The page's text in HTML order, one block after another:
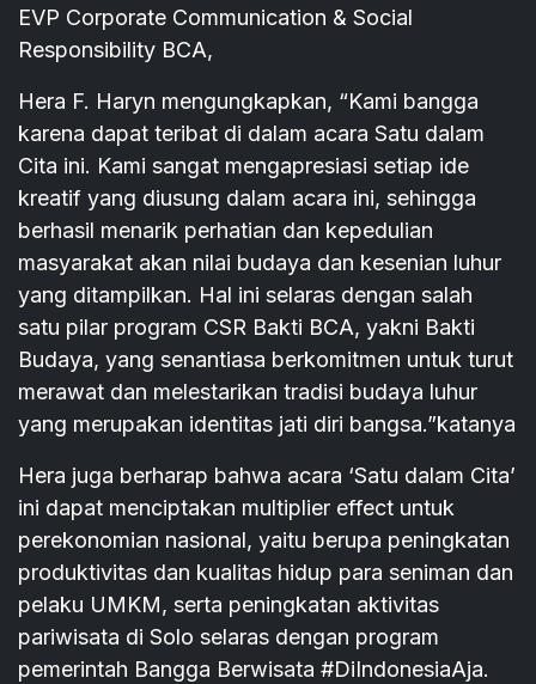
EVP Corporate Communication & Social
Responsibility BCA,
Hera F. Haryn mengungkapkan, “Kami bangga
karena dapat teribat di dalam acara Satu dalam
Cita ini. Kami sangat mengapresiasi setiap ide
kreatif yang diusung dalam acara ini, sehingga
berhasil menarik perhatian dan kepedulian
masyarakat akan nilai budaya dan kesenian luhur
yang ditampilkan. Hal ini selaras dengan salah
satu pilar program CSR Bakti BCA, yakni Bakti
Budaya, yang senantiasa berkomitmen untuk turut
merawat dan melestarikan tradisi budaya luhur
yang merupakan identitas jati diri bangsa.”katanya
Hera juga berharap bahwa acara ‘Satu dalam Cita’
ini dapat menciptakan multiplier effect untuk
perekonomian nasional, yaitu berupa peningkatan
produktivitas dan kualitas hidup para seniman dan
pelaku UMKM, serta peningkatan aktivitas
pariwisata di Solo selaras dengan program
pemerintah Bangga Berwisata #DiIndonesiaAja.